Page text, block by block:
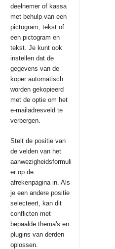
deelnemer of kassa
met behulp van een
pictogram, tekst of
een pictogram en
tekst. Je kunt ook
instellen dat de
gegevens van de
koper automatisch
worden gekopieerd
met de optie om het
e-mailadresveld te
verbergen.
Stelt de positie van
de velden van het
aanwezigheidsformuli
er op de
afrekenpagina in. Als
je een andere positie
selecteert, kan dit
conflicten met
bepaalde thema's en
plugins van derden
oplossen.